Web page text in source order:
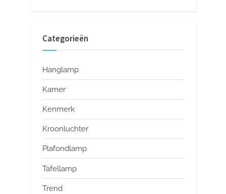
Categorieën
Hanglamp
Kamer
Kenmerk
Kroonluchter
Plafondlamp
Tafellamp
Trend